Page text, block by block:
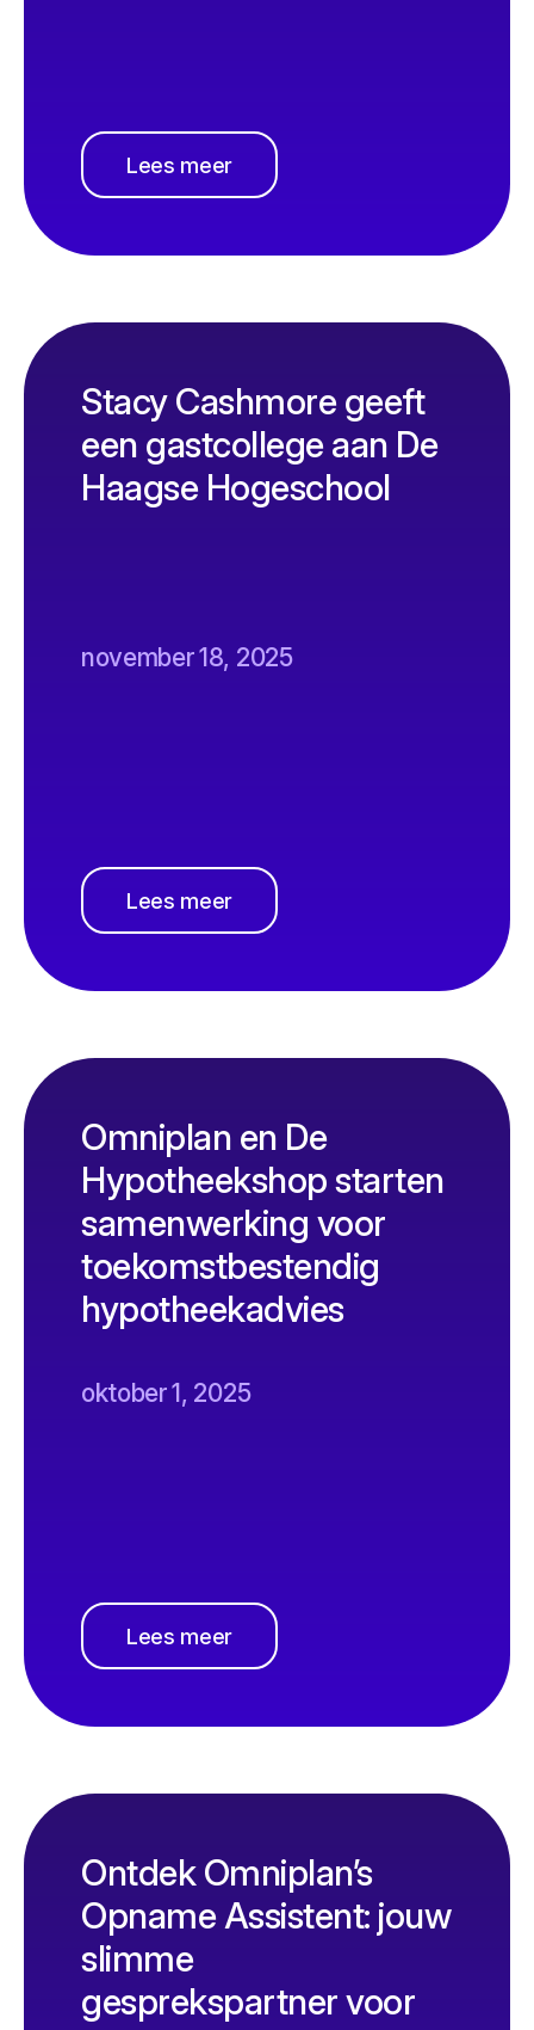
Lees meer
Stacy Cashmore geeft
een gastcollege aan De
Haagse Hogeschool
november 18, 2025
Lees meer
Omniplan en De
Hypotheekshop starten
samenwerking voor
toekomstbestendig
hypotheekadvies
oktober 1, 2025
Lees meer
Ontdek Omniplan’s
Opname Assistent: jouw
slimme
gesprekspartner voor